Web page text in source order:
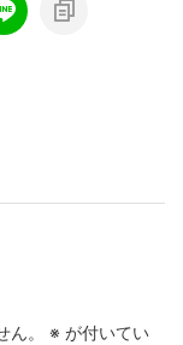
。 ※ が付いてい